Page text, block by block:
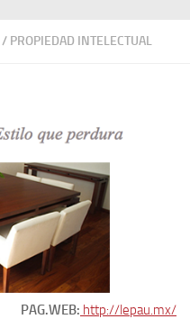
/ PROPIEDAD INTELECTUAL
PAG.WEB: http://lepau.mx/